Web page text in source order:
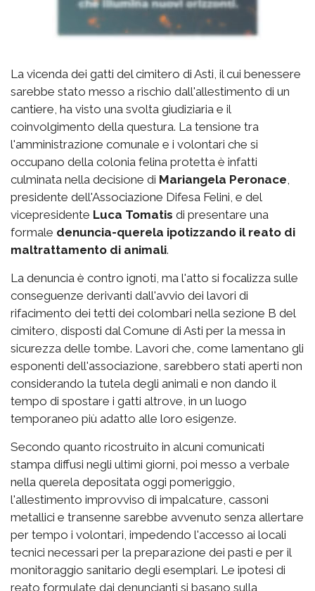
La vicenda dei gatti del cimitero di Asti, il cui benessere
sarebbe stato messo a rischio dall'allestimento di un
cantiere, ha visto una svolta giudiziaria e il
coinvolgimento della questura. La tensione tra
l'amministrazione comunale e i volontari che si
occupano della colonia felina protetta è infatti
culminata nella decisione di Mariangela Peronace
presidente dell'Associazione Difesa Felini, e del
vicepresidente Luca Tomatis di presentare una
formale denuncia-querela ipotizzando il reato di
maltrattamento di animali.
La denuncia è contro ignoti, ma l'atto si focalizza sulle
conseguenze derivanti dall'avvio dei lavori di
rifacimento dei tetti dei colombari nella sezione B del
cimitero, disposti dal Comune di Asti per la messa in
sicurezza delle tombe. Lavori che, come lamentano gli
esponenti dell'associazione, sarebbero stati aperti non
considerando la tutela degli animali e non dando il
tempo di spostare i gatti altrove, in un luogo
temporaneo più adatto alle loro esigenze.
Secondo quanto ricostruito in alcuni comunicati
stampa diffusi negli ultimi giorni, poi messo a verbale
nella querela depositata oggi pomeriggio,
l'allestimento improvviso di impalcature, cassoni
metallici e transenne sarebbe avvenuto senza allertare
per tempo i volontari, impedendo l'accesso ai locali
tecnici necessari per la preparazione dei pasti e per il
monitoraggio sanitario degli esemplari. Le ipotesi di
reato formulate dai denuncianti si basano sulla